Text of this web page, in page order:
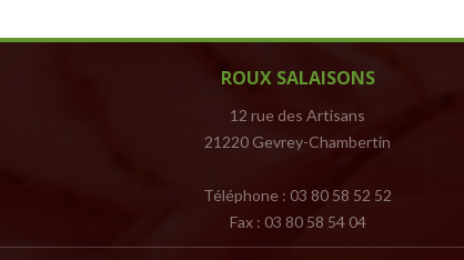
ROUX SALAISONS
12 rue des Artisans
21220 Gevrey-Chambertin
Téléphone : 03 80 58 52 52
Fax : 03 80 58 54 04